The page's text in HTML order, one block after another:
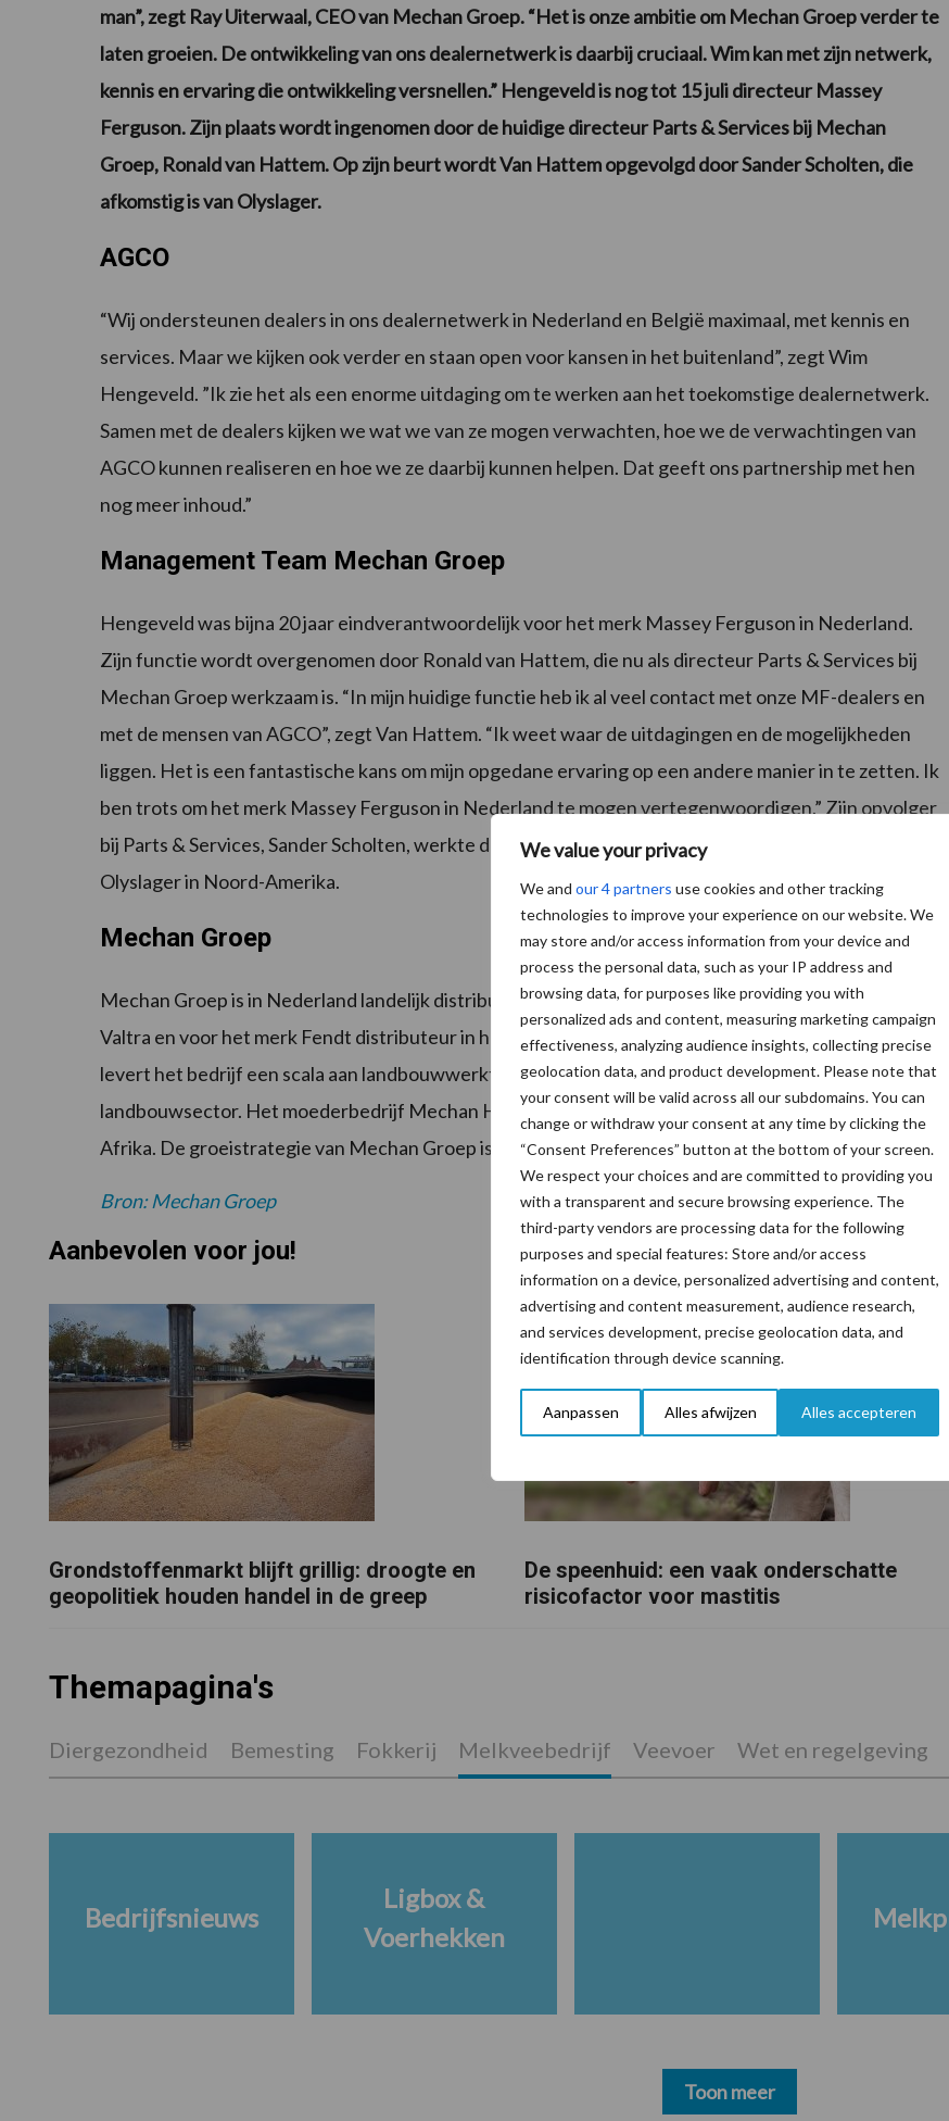
We value your privacy
We and our 4 partners use cookies and other tracking
technologies to improve your experience on our website. We
may store and/or access information from your device and
process the personal data, such as your IP address and
browsing data, for purposes like providing you with
personalized ads and content, measuring marketing campaign
effectiveness, analyzing audience insights, collecting precise
geolocation data, and product development. Please note that
your consent will be valid across all our subdomains. You can
change or withdraw your consent at any time by clicking the
“Consent Preferences” button at the bottom of your screen.
We respect your choices and are committed to providing you
with a transparent and secure browsing experience. The
third-party vendors are processing data for the following
purposes and special features: Store and/or access
information on a device, personalized advertising and content,
advertising and content measurement, audience research,
and services development, precise geolocation data, and
identification through device scanning.
Aanpassen Alles afwijzen Alles accepteren
man”, zegt Ray Uiterwaal, CEO van Mechan Groep. “Het is onze ambitie om Mechan Groep verder te
laten groeien. De ontwikkeling van ons dealernetwerk is daarbij cruciaal. Wim kan met zijn netwerk,
kennis en ervaring die ontwikkeling versnellen.” Hengeveld is nog tot 15 juli directeur Massey
Ferguson. Zijn plaats wordt ingenomen door de huidige directeur Parts & Services bij Mechan
Groep, Ronald van Hattem. Op zijn beurt wordt Van Hattem opgevolgd door Sander Scholten, die
afkomstig is van Olyslager.
AGCO
“Wij ondersteunen dealers in ons dealernetwerk in Nederland en België maximaal, met kennis en
services. Maar we kijken ook verder en staan open voor kansen in het buitenland”, zegt Wim
Hengeveld. ”Ik zie het als een enorme uitdaging om te werken aan het toekomstige dealernetwerk.
Samen met de dealers kijken we wat we van ze mogen verwachten, hoe we de verwachtingen van
AGCO kunnen realiseren en hoe we ze daarbij kunnen helpen. Dat geeft ons partnership met hen
nog meer inhoud.”
Management Team Mechan Groep
Hengeveld was bijna 20 jaar eindverantwoordelijk voor het merk Massey Ferguson in Nederland.
Zijn functie wordt overgenomen door Ronald van Hattem, die nu als directeur Parts & Services bij
Mechan Groep werkzaam is. “In mijn huidige functie heb ik al veel contact met onze MF-dealers en
met de mensen van AGCO”, zegt Van Hattem. “Ik weet waar de uitdagingen en de mogelijkheden
liggen. Het is een fantastische kans om mijn opgedane ervaring op een andere manier in te zetten. Ik
ben trots om het merk Massey Ferguson in Nederland te mogen vertegenwoordigen.” Zijn opvolger
bij Parts & Services, Sander Scholten, werkte de afgelopen jaren als Managing Director voor
Olyslager in Noord-Amerika.
Mechan Groep
Mechan Groep is in Nederland landelijk distributeur van de AGCO merken Massey Ferguson en
Valtra en voor het merk Fendt distributeur in het grootste gedeelte van Nederland. Daarnaast
levert het bedrijf een scala aan landbouwwerktuigen en machines voor de groen- en
landbouwsector. Het moederbedrijf Mechan Holding is als distributeur ook actief in België en
Afrika. De groeistrategie van Mechan Groep is vervat in de pay-off ‘Equip to Grow’.
Bron: Mechan Groep
Aanbevolen voor jou!
Grondstoffenmarkt blijft grillig: droogte en
geopolitiek houden handel in de greep
De speenhuid: een vaak onderschatte
risicofactor voor mastitis
Themapagina's
Diergezondheid Bemesting Fokkerij Melkveebedrijf Veevoer Wet en regelgeving
Bedrijfsnieuws
Ligbox &
Voerhekken
Toon meer